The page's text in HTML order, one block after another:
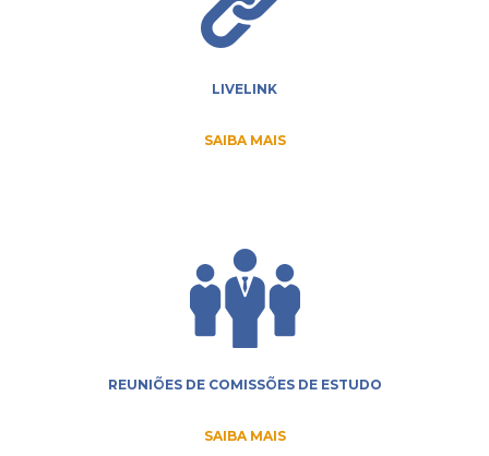
LIVELINK
SAIBA MAIS
REUNIÕES DE COMISSÕES DE ESTUDO
SAIBA MAIS